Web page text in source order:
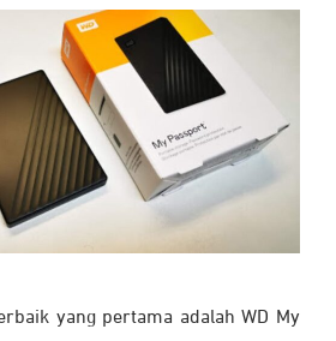
yang pertama adalah WD My